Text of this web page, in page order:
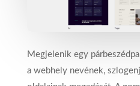
Megjelenik egy
a webhely nevének,